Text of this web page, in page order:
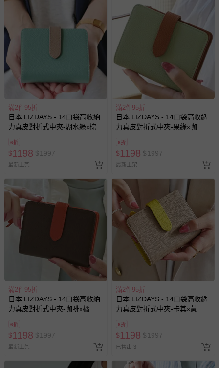
滿2件95折
日本 LIZDAYS - 14口袋高收納
力真皮對折式中夾-湖水綠x棕
6折
$1198 $1997
最新上架
滿2件95折
日本 LIZDAYS - 14口袋高收納
力真皮對折式中夾-果綠x咖
6折
$1198 $1997
最新上架
滿2件95折
日本 LIZDAYS - 14口袋高收納
力真皮對折式中夾-咖啡x橘
6折
$1198 $1997
最新上架
滿2件95折
日本 LIZDAYS - 14口袋高收納
力真皮對折式中夾-卡其x黃
6折
$1198 $1997
已售出 3